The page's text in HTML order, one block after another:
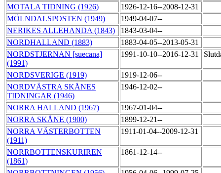
MOTALA TIDNING (1926)
1926-12-16--2008-12-31
MÖLNDALSPOSTEN (1949)
1949-04-07--
NERIKES ALLEHANDA (1843)
1843-03-04--
NORDHALLAND (1883)
1883-04-05--2013-05-31
NORDSTJERNAN [suecana]
(1991)
1991-10-10--2016-12-31
NORDSVERIGE (1919)
1919-12-06--
NORDVÄSTRA SKÅNES
TIDNINGAR (1946)
1946-12-02--
NORRA HALLAND (1967)
1967-01-04--
NORRA SKÅNE (1900)
1899-12-21--
NORRA VÄSTERBOTTEN
(1911)
1911-01-04--2009-12-31
NORRBOTTENSKURIREN
(1861)
1861-12-14--